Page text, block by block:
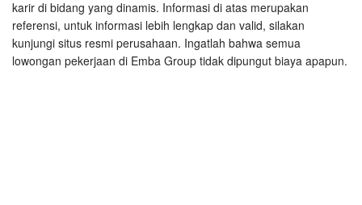
karir di bidang yang dinamis. Informasi di atas merupakan
referensi, untuk informasi lebih lengkap dan valid, silakan
kunjungi situs resmi perusahaan. Ingatlah bahwa semua
lowongan pekerjaan di Emba Group tidak dipungut biaya apapun.